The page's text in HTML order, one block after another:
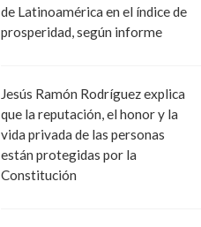
de Latinoamérica en el índice de
prosperidad, según informe
Jesús Ramón Rodríguez explica
que la reputación, el honor y la
vida privada de las personas
están protegidas por la
Constitución